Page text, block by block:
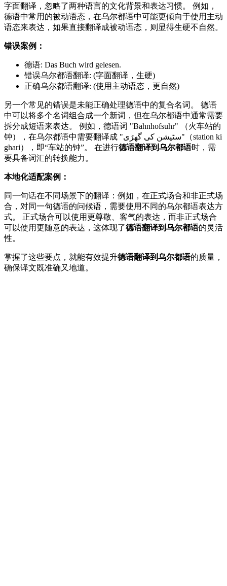
字面翻译，忽略了两种语言的文化背景和表达习惯。 例如，
德语中常用的被动语态，在乌尔都语中可能更倾向于使用主动
语态来表达，如果直接翻译成被动语态，则显得生硬不自然。
错误案例：
德语: Das Buch wird gelesen.
错误乌尔都语翻译: (字面翻译，生硬)
正确乌尔都语翻译: (使用主动语态，更自然)
另一个常见的错误是未能正确处理德语中的复合名词。 德语
中可以将多个名词组合成一个新词，但在乌尔都语中通常需要
拆分成短语来表达。 例如，德语词 "Bahnhofsuhr" （火车站的
钟），在乌尔都语中需要翻译成 "سٹیشن کی گھڑی"（station ki
ghari），即“车站的钟”。 在进行德语翻译到乌尔都语时，需
要具备词汇的转换能力。
本地化适配案例：
同一句话在不同场景下的翻译：例如，在正式场合和非正式场
合，对同一句德语的问候语，需要使用不同的乌尔都语表达方
式。 正式场合可以使用更尊敬、客气的表达，而非正式场合
可以使用更随意的表达，这体现了德语翻译到乌尔都语的灵活
性。
掌握了这些要点，就能有效提升德语翻译到乌尔都语的质量，
确保译文既准确又地道。